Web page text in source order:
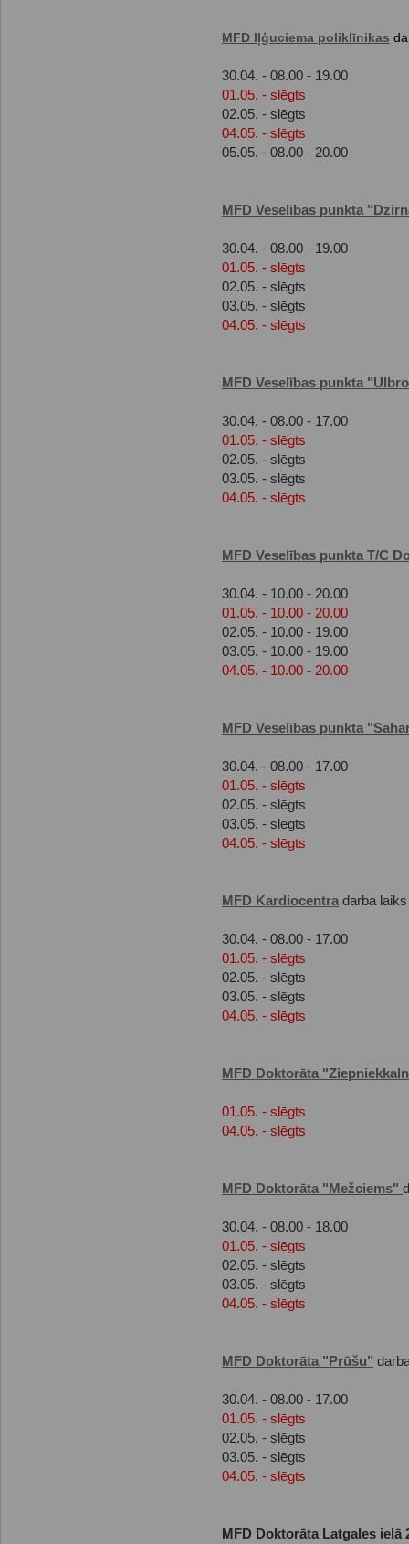
MFD Iļģuciema poliklīnikas
30.04. - 08.00 - 19.00
01.05. - slēgts
02.05. - slēgts
04.05. - slēgts
05.05. - 08.00 - 20.00
MFD Veselības punkta
30.04. - 08.00 - 19.00
01.05. - slēgts
02.05. - slēgts
03.05. - slēgts
04.05. - slēgts
MFD Veselības punkta
30.04. - 08.00 - 17.00
01.05. - slēgts
02.05. - slēgts
03.05. - slēgts
04.05. - slēgts
MFD Veselības punkta T/C
30.04. - 10.00 - 20.00
01.05. - 10.00 - 20.00
02.05. - 10.00 - 19.00
03.05. - 10.00 - 19.00
04.05. - 10.00 - 20.00
MFD Veselības punkta
30.04. - 08.00 - 17.00
01.05. - slēgts
02.05. - slēgts
03.05. - slēgts
04.05. - slēgts
MFD Kardiocentra darba
30.04. - 08.00 - 17.00
01.05. - slēgts
02.05. - slēgts
03.05. - slēgts
04.05. - slēgts
MFD Doktorāta
01.05. - slēgts
04.05. - slēgts
MFD Doktorāta "Mežciems"
30.04. - 08.00 - 18.00
01.05. - slēgts
02.05. - slēgts
03.05. - slēgts
04.05. - slēgts
MFD Doktorāta "Prūšu"
30.04. - 08.00 - 17.00
01.05. - slēgts
02.05. - slēgts
03.05. - slēgts
04.05. - slēgts
MFD Doktorāta Latgales ielā